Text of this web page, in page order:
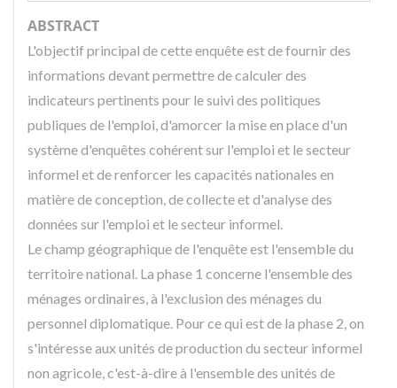
ABSTRACT
L'objectif principal de cette enquête est de fournir des
informations devant permettre de calculer des
indicateurs pertinents pour le suivi des politiques
publiques de l'emploi, d'amorcer la mise en place d'un
système d'enquêtes cohérent sur l'emploi et le secteur
informel et de renforcer les capacités nationales en
matière de conception, de collecte et d'analyse des
données sur l'emploi et le secteur informel.
Le champ géographique de l'enquête est l'ensemble du
territoire national. La phase 1 concerne l'ensemble des
ménages ordinaires, à l'exclusion des ménages du
personnel diplomatique. Pour ce qui est de la phase 2, on
s'intéresse aux unités de production du secteur informel
non agricole, c'est-à-dire à l'ensemble des unités de